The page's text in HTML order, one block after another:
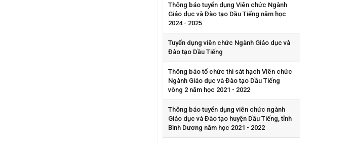
Thông báo tuyển dụng Viên chức Ngành
Giáo dục và Đào tạo Dầu Tiếng năm học
2024 - 2025
Tuyển dụng viên chức Ngành Giáo dục và
Đào tạo Dầu Tiếng
Thông báo tổ chức thi sát hạch Viên chức
Ngành Giáo dục và Đào tạo Dầu Tiếng
vòng 2 năm học 2021 - 2022
Thông báo tuyển dụng viên chức ngành
Giáo dục và Đào tạo huyện Dầu Tiếng, tỉnh
Bình Dương năm học 2021 - 2022